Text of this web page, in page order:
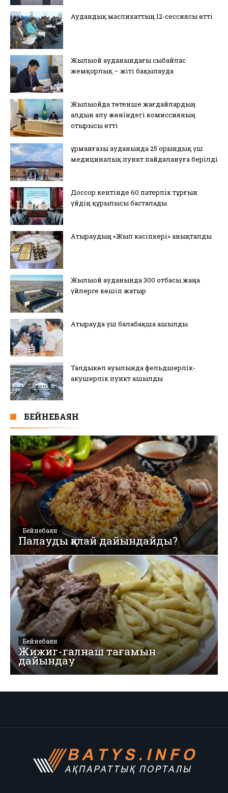
Аудандық мәслихаттың 12-сессиясы өтті
Жылыой ауданындағы сыбайлас
жемқорлық – жіті бақылауда
Жылыойда төтенше жағдайлардың
алдын алу жөніндегі комиссияның
отырысы өтті
Құрманғазы ауданында 25 орындық үш
медициналық пункт пайдалануға берілді
Доссор кентінде 60 пәтерлік тұрғын
үйдің құрылысы басталады
Атыраудың «Жыл кәсіпкері» анықталды
Жылыой ауданында 300 отбасы жаңа
үйлерге көшіп жатыр
Атырауда үш балабақша ашылды
Талдыкөл ауылында фельдшерлік-
акушерлік пункт ашылды
БЕЙНЕБАЯН
Бейнебаян
Палауды қалай дайындайды?
Бейнебаян
Жижиг-галнаш тағамын
дайындау